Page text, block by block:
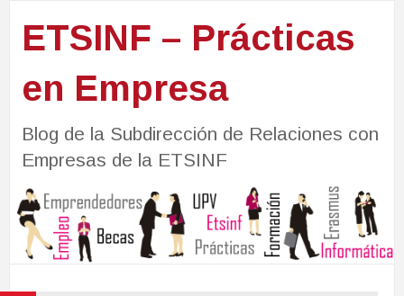
ETSINF – Prácticas
en Empresa
Blog de la Subdirección de Relaciones con
Empresas de la ETSINF